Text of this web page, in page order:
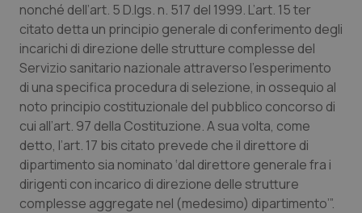
Oncologia & Nutrizione
Psoriasi & pelle
Quotidiano Cardiologia
Quotidiano Chirurgia
Quotidiano Oncologia
nonché dell’art. 5 D.lgs. n. 517 del 1999. L’art. 15 ter
citato detta un principio generale di conferimento degli
incarichi di direzione delle strutture complesse del
Servizio sanitario nazionale attraverso l’esperimento
di una specifica procedura di selezione, in ossequio al
noto principio costituzionale del pubblico concorso di
cui all’art. 97 della Costituzione. A sua volta, come
detto, l’art. 17 bis citato prevede che il direttore di
dipartimento sia nominato ‘dal direttore generale fra i
dirigenti con incarico di direzione delle strutture
complesse aggregate nel (medesimo) dipartimento’”.